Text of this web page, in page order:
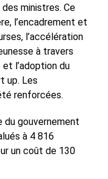
ministres. Ce
l’encadrement et
l’accélération
à travers
et l’adoption du
up. Les
renforcées.
du gouvernement
à 4 816
un coût de 130